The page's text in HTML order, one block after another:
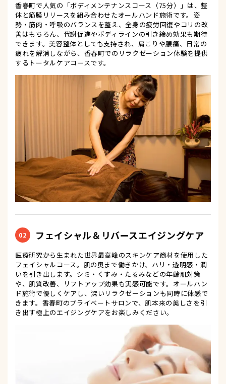
香春町で人気の「ボディメンテナンスコース（75分）」は、整
体と筋膜リリースを組み合わせたオールハンド施術です。姿
勢・筋肉・呼吸のバランスを整え、全身の疲労回復やコリの改
善はもちろん、代謝促進やボディラインの引き締め効果も期待
できます。美容整体としても支持され、肩こりや腰痛、日常の
疲れを解消しながら、香春町でのリラクゼーション体験を提供
するトータルケアコースです。
02 フェイシャル＆リバースエイジングケア
医療研究から生まれた世界最高峰のスキンケア商材を使用した
フェイシャルコース。肌の奥まで働きかけ、ハリ・透明感・潤
いを引き出します。シミ・くすみ・たるみなどの年齢肌対策
や、肌質改善、リフトアップ効果も実感可能です。オールハン
ド施術で優しくケアし、深いリラクゼーションも同時に体感で
きます。香春町のプライベートサロンで、肌本来の美しさを引
き出す極上のエイジングケアをお楽しみください。